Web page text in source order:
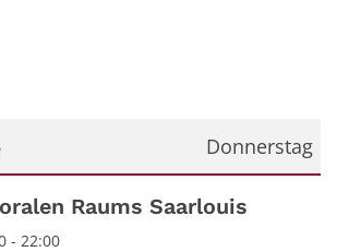
Donnerstag
2026Raums Saarlouis
- 22:00